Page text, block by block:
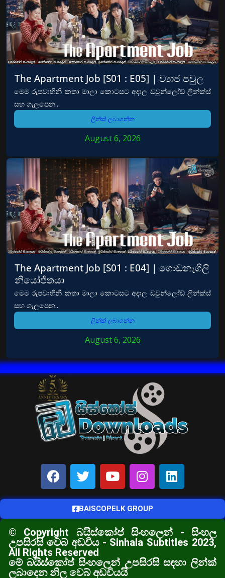
The Apartment Job [S01 : E05] | ව්‍යාජ පවුල
මෙම රුපවාහිනී කතා මාලා කොටසට අදාල ඩවුන්ලෝඩ් ලින්ක්ස්
සහ ගැලපෙන...
ලින්ක් ලබාගන්න
August 6, 2026
The Apartment Job [S01 : E04] | ගොඩනැගිලි
නියෝජිතයා
මෙම රුපවාහිනී කතා මාලා කොටසට අදාල ඩවුන්ලෝඩ් ලින්ක්ස්
සහ ගැලපෙන...
ලින්ක් ලබාගන්න
August 6, 2026
BAISCOPELK GROUP
© Copyright බයිස්කෝප් සිංහලෙන් - සිංහල
උපසිරසි වෙබ් අඩවිය - Sinhala Subtitles 2023,
All Rights Reserved
මේ බයිස්කෝප් සිංහලෙන් උපසිරසි සඳහා ලින්ක්
ලබාදෙන නිල වෙබ් අඩවියයි